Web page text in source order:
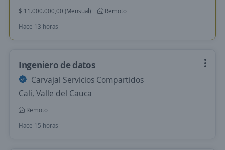
$ 11.000.000,00 (Mensual)
Remoto
Hace 13 horas
Ingeniero de datos
Carvajal Servicios Compartidos
Cali, Valle del Cauca
Remoto
Hace 15 horas